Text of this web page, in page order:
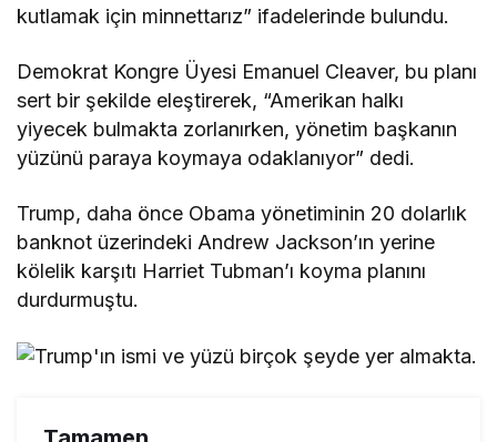
kutlamak için minnettarız” ifadelerinde bulundu.
Demokrat Kongre Üyesi Emanuel Cleaver, bu planı
sert bir şekilde eleştirerek, “Amerikan halkı
yiyecek bulmakta zorlanırken, yönetim başkanın
yüzünü paraya koymaya odaklanıyor” dedi.
Trump, daha önce Obama yönetiminin 20 dolarlık
banknot üzerindeki Andrew Jackson’ın yerine
kölelik karşıtı Harriet Tubman’ı koyma planını
durdurmuştu.